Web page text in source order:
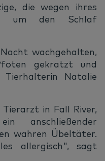
die wegen ihres
um den Schlaf
wachgehalten,
gekratzt und
Natalie
in Fall River,
anschließender
wahren Übeltäter.
allergisch", sagt